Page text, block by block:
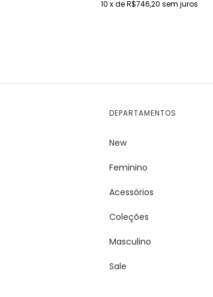
10 x deR$746,20 sem juros
DEPARTAMENTOS
New
Feminino
Acessórios
Coleções
Masculino
Sale